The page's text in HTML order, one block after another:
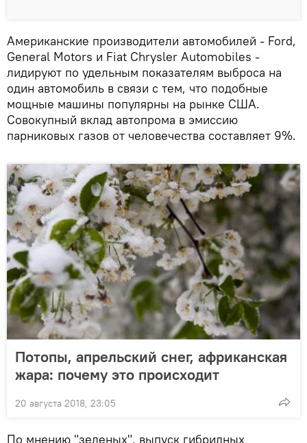
Американские производители автомобилей - Ford,
General Motors и Fiat Chrysler Automobiles -
лидируют по удельным показателям выброса на
один автомобиль в связи с тем, что подобные
мощные машины популярны на рынке США.
Совокупный вклад автопрома в эмиссию
парниковых газов от человечества составляет 9%.
Потопы, апрельский снег, африканская
жара: почему это происходит
20 августа 2018, 23:05
По мнению "зеленых", выпуск гибридных